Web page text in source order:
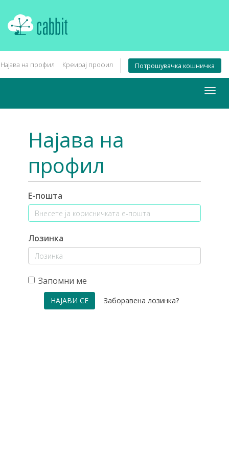
Најава на профил Креирај профил Потрошувачка кошничка
Најава на
профил
Е-пошта
Лозинка
Запомни ме
Заборавена лозинка?